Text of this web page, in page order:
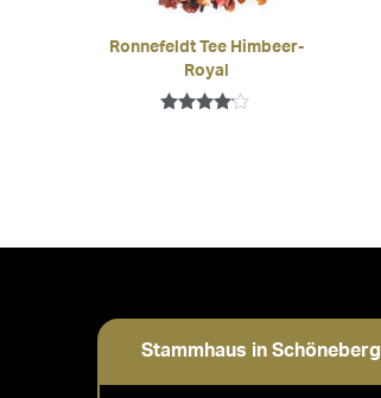
Ronnefeldt Tee Himbeer-
Royal
Stammhaus in Schöneberg